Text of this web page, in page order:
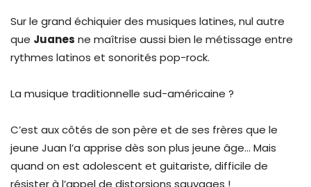
Sur le grand échiquier des musiques latines, nul autre
que Juanes ne maîtrise aussi bien le métissage entre
rythmes latinos et sonorités pop-rock.
La musique traditionnelle sud-américaine ?
C’est aux côtés de son père et de ses frères que le
jeune Juan l’a apprise dès son plus jeune âge… Mais
quand on est adolescent et guitariste, difficile de
résister à l’appel de distorsions sauvages !